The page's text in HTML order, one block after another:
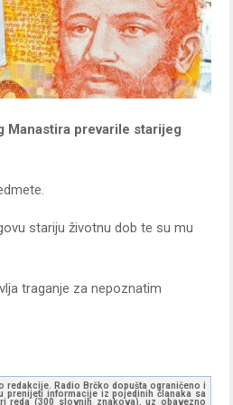
Manastira prevarile starijeg
stariju životnu dob te su mu
traganje za nepoznatim
Radio Brčko dopušta ograničeno i
prenijeti informacije iz pojedinih članaka sa
reda (300 slovnih znakova), uz obavezno